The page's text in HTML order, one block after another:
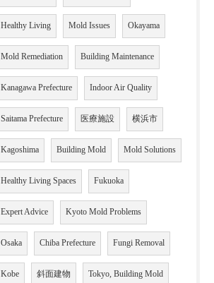
Healthy Living Mold Issues Okayama
Mold Remediation Building Maintenance
Kanagawa Prefecture Indoor Air Quality
Saitama Prefecture 医療施設 横浜市
Kagoshima Building Mold Mold Solutions
Healthy Living Spaces Fukuoka
Expert Advice Kyoto Mold Problems
Osaka Chiba Prefecture Fungi Removal
Kobe 斜面建物 Tokyo, Building Mold